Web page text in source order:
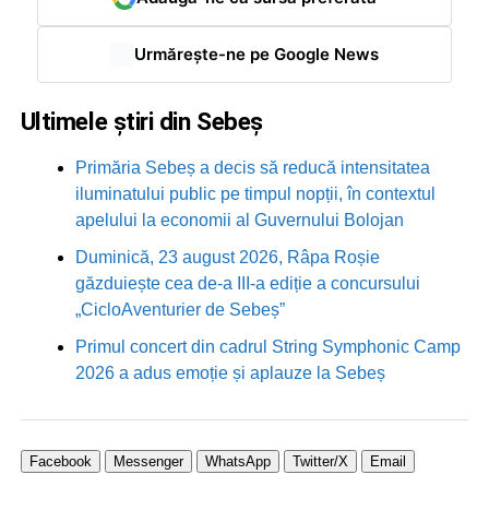
Urmărește-ne pe Google News
Ultimele știri din Sebeș
Primăria Sebeș a decis să reducă intensitatea
iluminatului public pe timpul nopții, în contextul
apelului la economii al Guvernului Bolojan
Duminică, 23 august 2026, Râpa Roșie
găzduiește cea de-a III-a ediție a concursului
„CicloAventurier de Sebeș”
Primul concert din cadrul String Symphonic Camp
2026 a adus emoție și aplauze la Sebeș
Facebook Messenger WhatsApp Twitter/X Email